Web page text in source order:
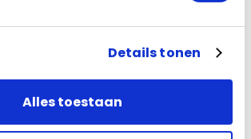
Details tonen
Alles toestaan